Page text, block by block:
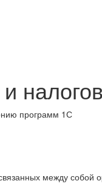
программ 1С
между собой